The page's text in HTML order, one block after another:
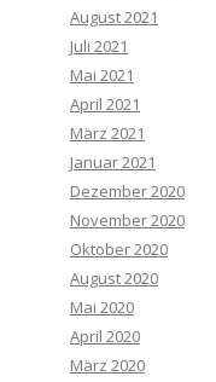
August 2021
Juli 2021
Mai 2021
April 2021
März 2021
Januar 2021
Dezember 2020
November 2020
Oktober 2020
August 2020
Mai 2020
April 2020
März 2020